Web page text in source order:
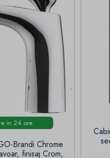
in 24 ore
Brandi Chrome
finisaj Crom,